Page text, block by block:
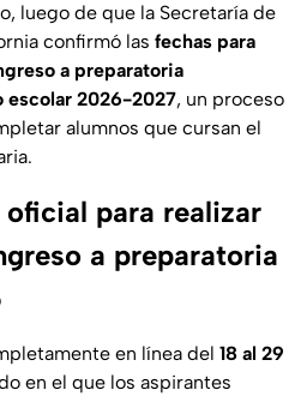
luego de que la Secretaría de
confirmó las fechas para
a preparatoria
escolar 2026-2027, un proceso
alumnos que cursan el
para realizar
a preparatoria
en línea del 18 al 29
en el que los aspirantes